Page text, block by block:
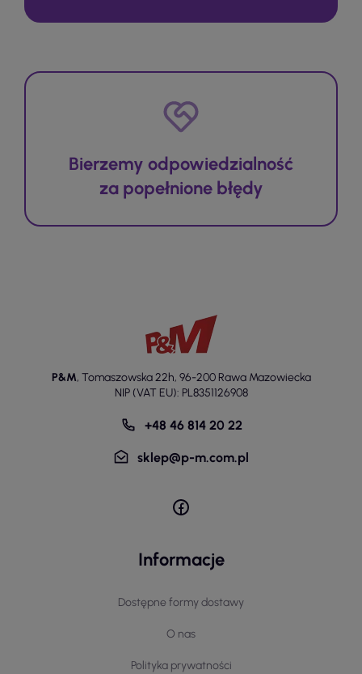
Bierzemy odpowiedzialność
za popełnione błędy
P&M, Tomaszowska 22h, 96-200 Rawa Mazowiecka
NIP (VAT EU): PL8351126908
+48 46 814 20 22
sklep@p-m.com.pl
Informacje
Dostępne formy dostawy
O nas
Polityka prywatności